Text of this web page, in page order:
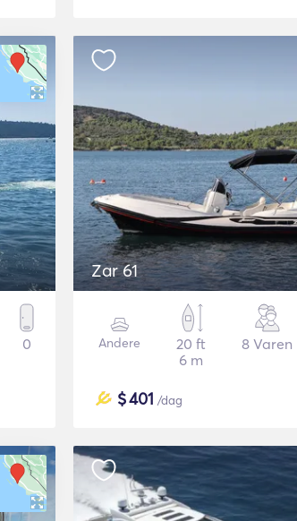
0
Zar 61
Andere
20 ft
6 m
8 Varen
$401 /dag